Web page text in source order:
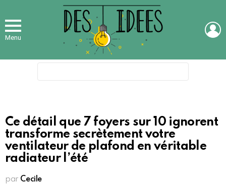
Menu
Ce détail que 7 foyers sur 10 ignorent
transforme secrètement votre
ventilateur de plafond en véritable
radiateur l’été
par Cecile